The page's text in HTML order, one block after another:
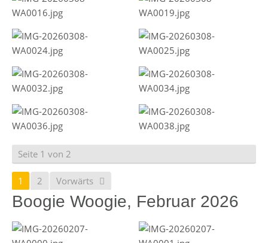
Seite 1 von 2
1 2 Vorwärts
Boogie Woogie, Februar 2026